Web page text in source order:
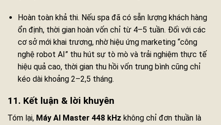
Hoàn toàn khả thi. Nếu spa đã có sẵn lượng khách hàng
ổn định, thời gian hoàn vốn chỉ từ 4–5 tuần. Đối với các
cơ sở mới khai trương, nhờ hiệu ứng marketing “công
nghệ robot AI” thu hút sự tò mò và trải nghiệm thực tế
hiệu quả cao, thời gian thu hồi vốn trung bình cũng chỉ
kéo dài khoảng 2–2,5 tháng.
11. Kết luận & lời khuyên
Tóm lại, Máy AI Master 448 kHz không chỉ đơn thuần là